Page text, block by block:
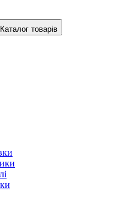
Каталог товарів